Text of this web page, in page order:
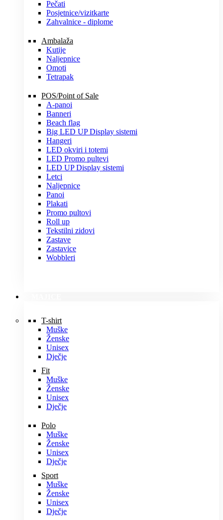
Pečati
Posjetnice/vizitkarte
Zahvalnice - diplome
Ambalaža
Kutije
Naljepnice
Omoti
Tetrapak
POS/Point of Sale
A-panoi
Banneri
Beach flag
Big LED UP Display sistemi
Hangeri
LED okviri i totemi
LED Promo pultevi
LED UP Display sistemi
Letci
Naljepnice
Panoi
Plakati
Promo pultovi
Roll up
Tekstilni zidovi
Zastave
Zastavice
Wobbleri
T-shirt
Muške
Ženske
Unisex
Dječje
Fit
Muške
Ženske
Unisex
Dječje
Polo
Muške
Ženske
Unisex
Dječje
Sport
Muške
Ženske
Unisex
Dječje